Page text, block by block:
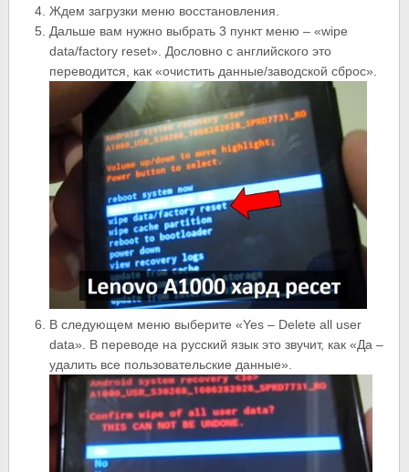
Ждем загрузки меню восстановления.
Дальше вам нужно выбрать 3 пункт меню – «wipe
data/factory reset». Дословно с английского это
переводится, как «очистить данные/заводской сброс».
В следующем меню выберите «Yes – Delete all user
data». В переводе на русский язык это звучит, как «Да –
удалить все пользовательские данные».